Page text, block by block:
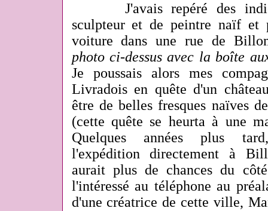
J'avais repéré des
sculpteur et de peintre naïf et
voiture dans une rue de
photo ci-dessus avec la boîte
Je poussais alors mes
Livradois en quête d'un
être de belles fresques naïves
(cette quête se heurta à une
Quelques années plus
l'expédition directement à
aurait plus de chances du
l'intéressé au téléphone au
d'une créatrice de cette ville,